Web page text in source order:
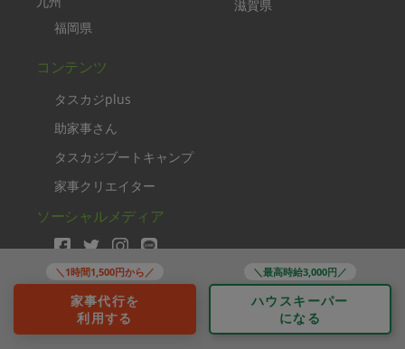
＼1時間1,500円から／
家事代行を
利用する
＼最高時給3,000円／
ハウスキーパー
になる
福岡県
滋賀県
コンテンツ
タスカジplus
助家事さん
タスカジブートキャンプ
家事クリエイター
ソーシャルメディア
Copyright TASKAJI Inc.